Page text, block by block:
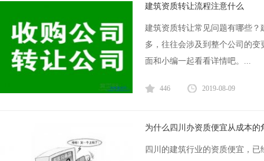
建筑资质转让流程注意什么
建筑资质转让常见问题有哪些
多，往往会涉及到整个公司的
面和小编一起看看详情吧。...
446 2019-08-09
为什么四川办资质便宜从成本的
四川的建筑行业的资质便宜，